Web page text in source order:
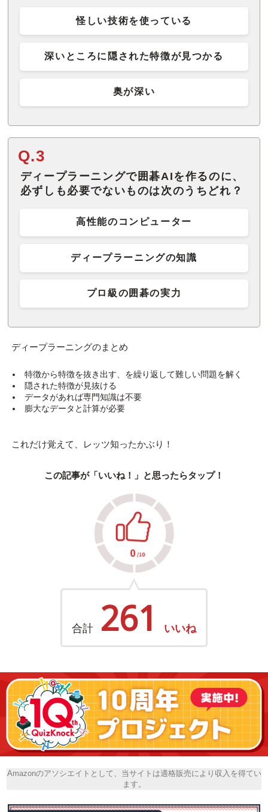
怪しい技術を使っている
深いところに隠された特徴が見つかる
奥が深い
Q.3
ディープラーニングで囲碁AIを作るのに、
必ずしも必要でないものは次のうちどれ？
高性能のコンピューター
ディープラーニングの知識
プロ級の囲碁の実力
ディープラーニングのまとめ
特徴から特徴を抜き出す、を繰り返して難しい問題を解く
隠された特徴が見抜ける
データがあれば専門知識は不要
膨大なデータと計算が必要
これだけ覚えて、レッツ知ったかぶり！
この記事が「いいね！」と思ったらタップ！
合計 261 いいね
Amazonのアソシエイトとして、当サイトは適格販売により収入を得てい
ます。